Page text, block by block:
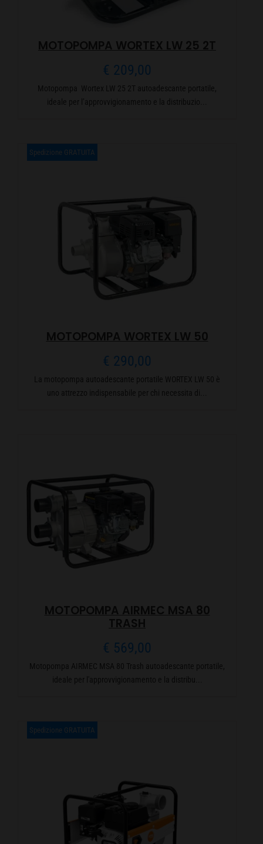
MOTOPOMPA WORTEX LW 25 2T
€ 209,00
Motopompa Wortex LW 25 2T autoadescante portatile,
ideale per l’approvvigionamento e la distribuzio...
Spedizione GRATUITA
MOTOPOMPA WORTEX LW 50
€ 290,00
La motopompa autoadescante portatile WORTEX LW 50 è
uno attrezzo indispensabile per chi necessita di...
MOTOPOMPA AIRMEC MSA 80
TRASH
€ 569,00
Motopompa AIRMEC MSA 80 Trash autoadescante portatile,
ideale per l'approvvigionamento e la distribu...
Spedizione GRATUITA